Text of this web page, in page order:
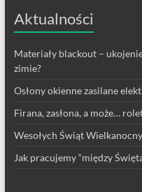
Aktualności
Materiały blackout –
zimie?
Osłony okienne zasilane
Firana, zasłona, a może…
Wesołych Świąt
Jak pracujemy “między